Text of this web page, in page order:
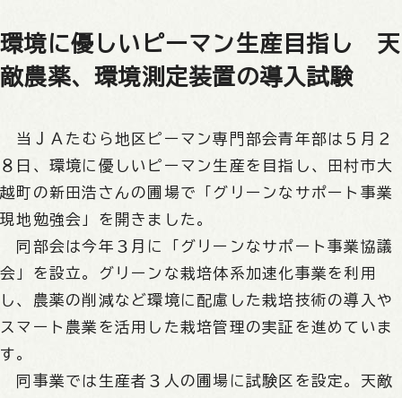
環境に優しいピーマン生産目指し 天
敵農薬、環境測定装置の導入試験
当ＪＡたむら地区ピーマン専門部会青年部は５月２
８日、環境に優しいピーマン生産を目指し、田村市大
越町の新田浩さんの圃場で「グリーンなサポート事業
現地勉強会」を開きました。
同部会は今年３月に「グリーンなサポート事業協議
会」を設立。グリーンな栽培体系加速化事業を利用
し、農薬の削減など環境に配慮した栽培技術の導入や
スマート農業を活用した栽培管理の実証を進めていま
す。
同事業では生産者３人の圃場に試験区を設定。天敵